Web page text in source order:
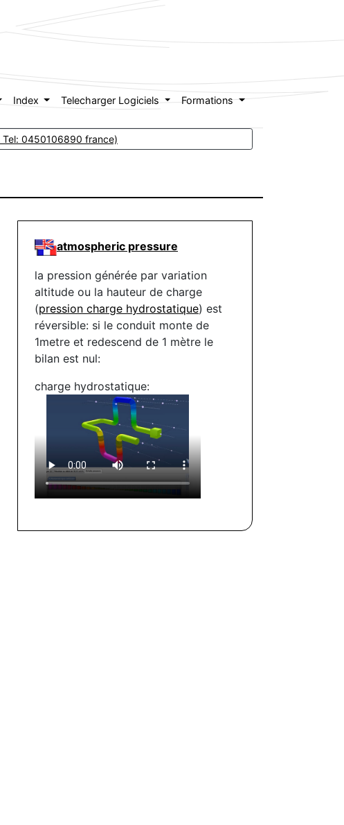
Index Telecharger Logiciels Formations
Tel: 0450106890 france)
atmospheric pressure
la pression générée par variation
altitude ou la hauteur de charge
(pression charge hydrostatique) est
réversible: si le conduit monte de
1metre et redescend de 1 mètre le
bilan est nul:
charge hydrostatique: